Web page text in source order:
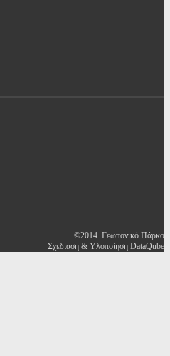
©2014 Γεωπονικό Πάρκο
Σχεδίαση & Υλοποίηση DataQube